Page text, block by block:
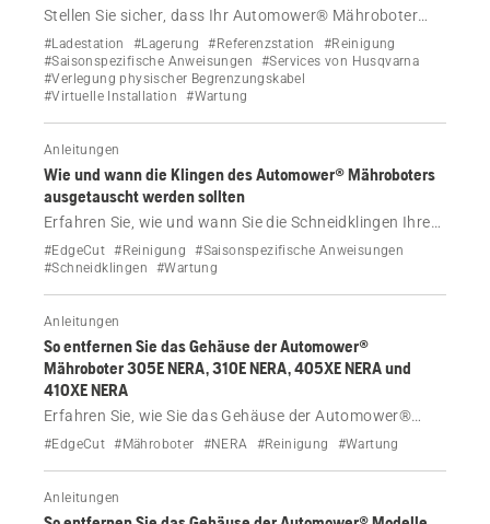
Stellen Sie sicher, dass Ihr Automower® Mähroboter
bereit für den Winter ist – mit unserem Leitfaden zur
ordnungsgemäßen Lagerung, Wartung und
Händlerservices, mit denen Ihr Mäher bis zum Frühjahr
in gutem Zustand bleibt.
#Ladestation #Lagerung #Referenzstation
#Reinigung
#Saisonspezifische Anweisungen
#Services von Husqvarna
#Verlegung physischer Begrenzungskabel
#Virtuelle Installation
#Wartung
Anleitungen
Wie und wann die Klingen des Automower® Mähroboters
ausgetauscht werden sollten
Erfahren Sie, wie und wann Sie die Schneidklingen Ihres
Automower® Mähroboters mit oder ohne EdgeCut
austauschen sollten.
#EdgeCut #Reinigung
#Saisonspezifische Anweisungen
#Schneidklingen
#Wartung
Anleitungen
So entfernen Sie das Gehäuse der Automower®
Mähroboter 305E NERA, 310E NERA, 405XE NERA und
410XE NERA
Erfahren Sie, wie Sie das Gehäuse der Automower®
Modelle 305E NERA, 310E NERA, 405XE NERA und
#EdgeCut #Mähroboter #NERA #Reinigung #Wartung
Anleitungen